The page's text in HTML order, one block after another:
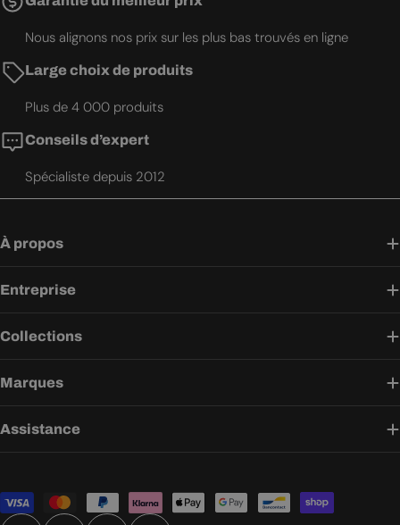
Nous alignons nos prix sur les plus bas trouvés en ligne
Large choix de produits
Plus de 4 000 produits
Conseils d’expert
Spécialiste depuis 2012
À propos
Entreprise
Collections
Marques
Assistance
Modes